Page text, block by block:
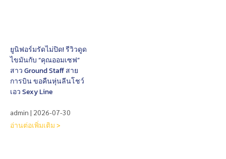
ยูนิฟอร์มรัดไม่ปิด! รีวิวดูด
ไขมันกับ “คุณออมเซฟ”
สาว Ground Staff สาย
การบิน ขอคืนหุ่นลีนโชว์
เอว Sexy Line
admin 2026-07-30
อ่านต่อเพิ่มเติม >